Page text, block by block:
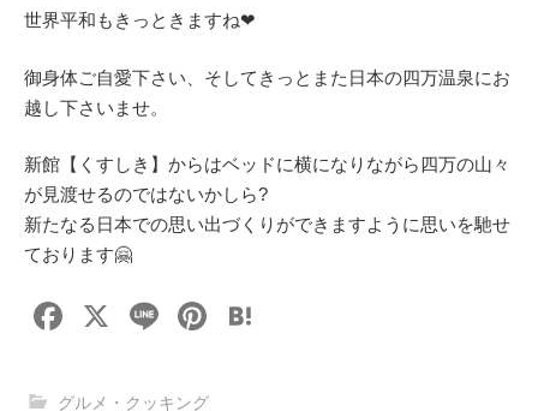
世界平和もきっときますね❤
御身体ご自愛下さい、そしてきっとまた日本の四万温泉にお
越し下さいませ。
新館【くすしき】からはベッドに横になりながら四万の山々
が見渡せるのではないかしら?
新たなる日本での思い出づくりができますように思いを馳せ
ております🤗
F
c
X
Li
e
Pi
グルメ・クッキング